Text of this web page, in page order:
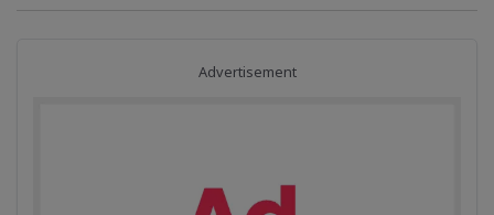
Advertisement